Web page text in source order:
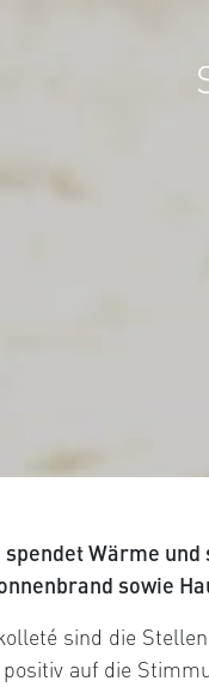
spendet Wärme
sowie
sind die
auf die